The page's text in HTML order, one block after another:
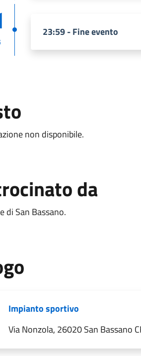
23:59 - Fine evento
non disponibile.
da
di San Bassano.
Impianto sportivo
Via Nonzola, 26020 San Bassano